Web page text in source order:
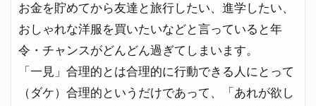
お金を貯めてから友達と旅行したい、進学したい、
おしゃれな洋服を買いたいなどと言っていると年
令・チャンスがどんどん過ぎてしまいます。
「一見」合理的とは合理的に行動できる人にとって
（ダケ）合理的というだけであって、「あれが欲し